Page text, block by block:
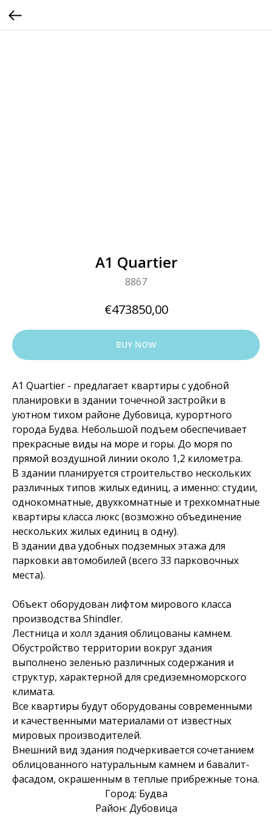
A1 Quartier
8867
€473850,00
BUY NOW
A1 Quartier - предлагает квартиры с удобной
планировки в здании точечной застройки в
уютном тихом районе Дубовица, курортного
города Будва. Небольшой подъем обеспечивает
прекрасные виды на море и горы. До моря по
прямой воздушной линии около 1,2 километра.
В здании планируется строительство нескольких
различных типов жилых единиц, а именно: студии,
однокомнатные, двухкомнатные и трехкомнатные
квартиры класса люкс (возможно объединение
нескольких жилых единиц в одну).
В здании два удобных подземных этажа для
парковки автомобилей (всего 33 парковочных
места).
Объект оборудован лифтом мирового класса
производства Shindler.
Лестница и холл здания облицованы камнем.
Обустройство территории вокруг здания
выполнено зеленью различных содержания и
структур, характерной для средиземноморского
климата.
Все квартиры будут оборудованы современными
и качественными материалами от известных
мировых производителей.
Внешний вид здания подчеркивается сочетанием
облицованного натуральным камнем и бавалит-
фасадом, окрашенным в теплые прибрежные тона.
Город: Будва
Район: Дубовица